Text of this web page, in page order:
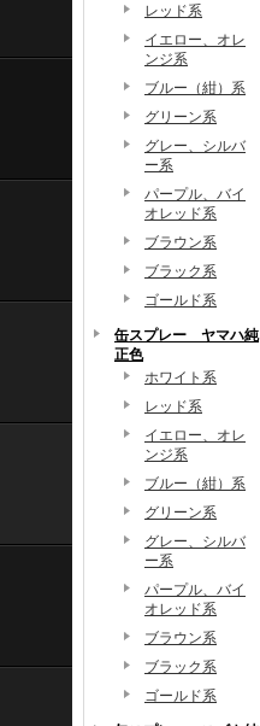
レッド系
イエロー、オレ
ンジ系
ブルー（紺）系
グリーン系
グレー、シルバ
ー系
パープル、バイ
オレッド系
ブラウン系
ブラック系
ゴールド系
缶スプレー ヤマハ純
正色
ホワイト系
レッド系
イエロー、オレ
ンジ系
ブルー（紺）系
グリーン系
グレー、シルバ
ー系
パープル、バイ
オレッド系
ブラウン系
ブラック系
ゴールド系